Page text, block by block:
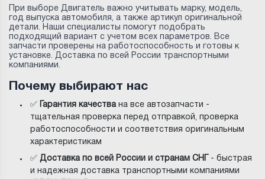
При выборе Двигатель важно учитывать марку, модель,
год выпуска автомобиля, а также артикул оригинальной
детали. Наши специалисты помогут подобрать
подходящий вариант с учетом всех параметров. Все
запчасти проверены на работоспособность и готовы к
установке. Доставка по всей России транспортными
компаниями.
Почему выбирают нас
✅ Гарантия качествана все автозапчасти -
тщательная проверка перед отправкой, проверка
работоспособности и соответствия оригинальным
характеристикам
✅Доставка по всей России и странам СНГ
- быстрая
и надежная доставка транспортными компаниями